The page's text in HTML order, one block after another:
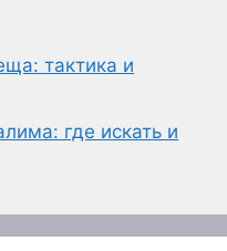
тактика и
где искать и